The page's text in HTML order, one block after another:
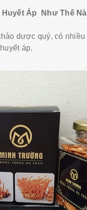
Áp Như Thế
dược quý, có
áp.